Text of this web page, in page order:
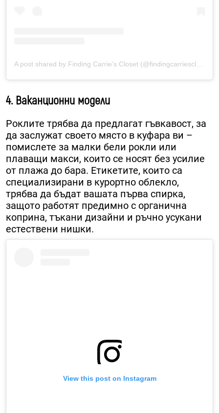
A post shared by Finding Carrie’s Closet (@findingcarriescloset)
4. Ваканционни модели
Роклите трябва да предлагат гъвкавост, за
да заслужат своето място в куфара ви –
помислете за малки бели рокли или
плаващи макси, които се носят без усилие
от плажа до бара. Етикетите, които са
специализирани в курортно облекло,
трябва да бъдат вашата първа спирка,
защото работят предимно с органична
коприна, тъкани дизайни и ръчно усукани
естествени нишки.
View this post on Instagram